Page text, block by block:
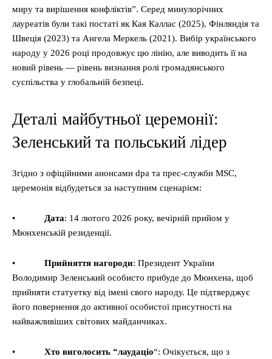
миру та вирішення конфліктів”. Серед минулорічних
лауреатів були такі постаті як Кая Каллас (2025), Фінляндія та
Швеція (2023) та Ангела Меркель (2021). Вибір українського
народу у 2026 році продовжує цю лінію, але виводить її на
новий рівень — рівень визнання ролі громадянського
суспільства у глобальній безпеці.
Деталі майбутньої церемонії:
Зеленський та польський лідер
Згідно з офіційними анонсами dpa та прес-служби MSC,
церемонія відбудеться за наступним сценарієм:
• Дата: 14 лютого 2026 року, вечірній прийом у
Мюнхенській резиденції.
• Прийняття нагороди: Президент України
Володимир Зеленський особисто прибуде до Мюнхена, щоб
прийняти статуетку від імені свого народу. Це підтверджує
його повернення до активної особистої присутності на
найважливіших світових майданчиках.
• Хто виголосить “лаудаціо“: Очікується, що з